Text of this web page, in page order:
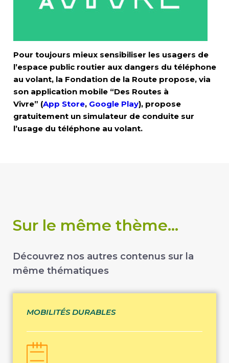
Pour toujours mieux sensibiliser les usagers de
l’espace public routier aux dangers du téléphone
au volant, la Fondation de la Route propose,via
son application mobile “Des Routes à
Vivre” (App Store, Google Play),propose
gratuitement un simulateur de conduite sur
l’usage du téléphone au volant.
Sur le même thème...
Découvrez nos autres contenus sur la
même thématiques
MOBILITÉS DURABLES